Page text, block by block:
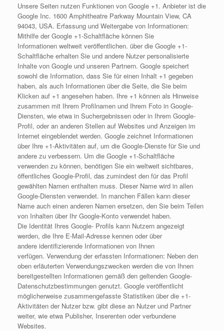
Unsere Seiten nutzen Funktionen von Google +1. Anbieter ist die
Google Inc. 1600 Amphitheatre Parkway Mountain View, CA
94043, USA. Erfassung und Weitergabe von Informationen:
Mithilfe der Google +1-Schaltfläche können Sie
Informationen weltweit veröffentlichen. über die Google +1-
Schaltfläche erhalten Sie und andere Nutzer personalisierte
Inhalte von Google und unseren Partnern. Google speichert
sowohl die Information, dass Sie für einen Inhalt +1 gegeben
haben, als auch Informationen über die Seite, die Sie beim
Klicken auf +1 angesehen haben. Ihre +1 können als Hinweise
zusammen mit Ihrem Profilnamen und Ihrem Foto in Google-
Diensten, wie etwa in Suchergebnissen oder in Ihrem Google-
Profil, oder an anderen Stellen auf Websites und Anzeigen im
Internet eingeblendet werden. Google zeichnet Informationen
über Ihre +1-Aktivitäten auf, um die Google-Dienste für Sie und
andere zu verbessern. Um die Google +1-Schaltfläche
verwenden zu können, benötigen Sie ein weltweit sichtbares,
öffentliches Google-Profil, das zumindest den für das Profil
gewählten Namen enthalten muss. Dieser Name wird in allen
Google-Diensten verwendet. In manchen Fällen kann dieser
Name auch einen anderen Namen ersetzen, den Sie beim Teilen
von Inhalten über Ihr Google-Konto verwendet haben.
Die Identität Ihres Google- Profils kann Nutzern angezeigt
werden, die Ihre E-Mail-Adresse kennen oder über
andere identifizierende Informationen von Ihnen
verfügen. Verwendung der erfassten Informationen: Neben den
oben erläuterten Verwendungszwecken werden die von Ihnen
bereitgestellten Informationen gemäß den geltenden Google-
Datenschutzbestimmungen genutzt. Google veröffentlicht
möglicherweise zusammengefasste Statistiken über die +1-
Aktivitäten der Nutzer bzw. gibt diese an Nutzer und Partner
weiter, wie etwa Publisher, Inserenten oder verbundene
Websites.